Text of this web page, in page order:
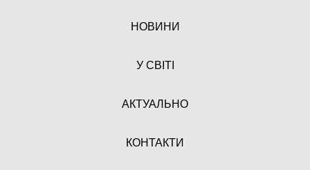
НОВИНИ
У СВІТІ
АКТУАЛЬНО
КОНТАКТИ